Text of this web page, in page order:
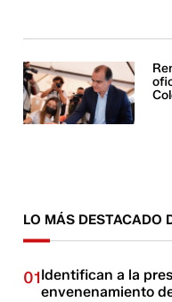
LO MÁS DESTACADO
01Identifican a la
envenenamiento